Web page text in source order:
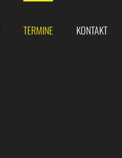
TERMINE KONTAKT